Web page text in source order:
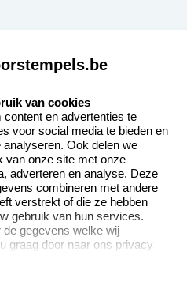
Contact opnemen
Veel gestelde vragen
Retourneren
Herroepingsrecht
van cookies
en advertenties te
voor social media te bieden en
Ook delen we
van onze site met onze
adverteren en analyse. Deze
combineren met andere
verstrekt of die ze hebben
gebruik van hun services.
gegevens welke wij
graag door naar ons privacy